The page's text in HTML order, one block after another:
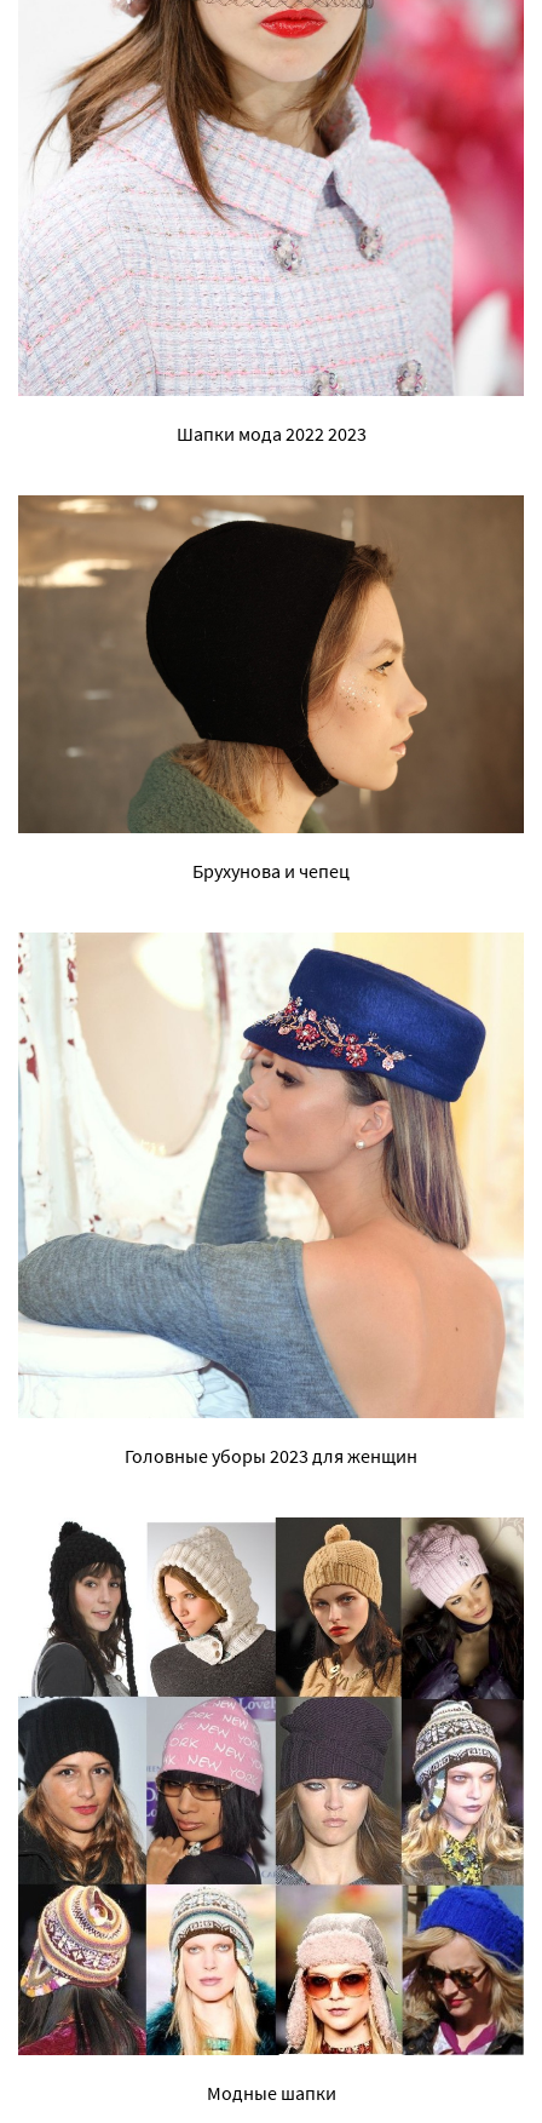
Шапки мода 2022 2023
Брухунова и чепец
Головные уборы 2023 для женщин
Модные шапки